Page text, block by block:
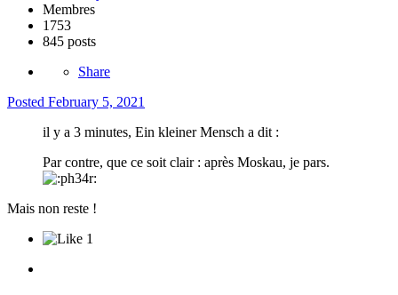
Membres
1753
845 posts
Share
Posted February 5, 2021
il y a 3 minutes, Ein kleiner Mensch a dit :
Par contre, que ce soit clair : après Moskau, je pars.
Mais non reste !
1